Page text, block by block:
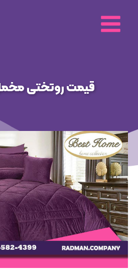
محتوا
قیمت روتختی